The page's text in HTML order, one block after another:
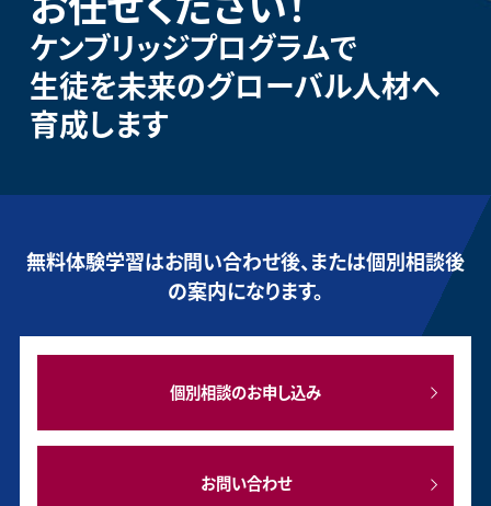
ケンブリッジプログラムで
生徒を未来のグローバル人材へ
育成します
無料体験学習はお問い合わせ後、または個別相談後
の案内になります。
個別相談のお申し込み
お問い合わせ